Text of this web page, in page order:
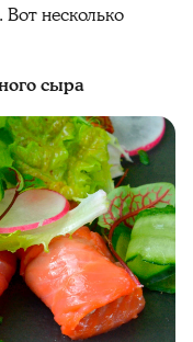
несколько
сыра